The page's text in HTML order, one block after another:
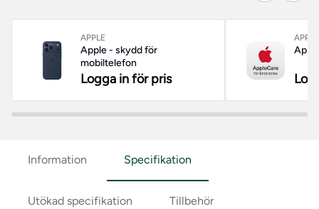
APPLE
Apple - skydd för
mobiltelefon
Logga in för pris
APPLE
Information Specifikation
Utökad specifikation Tillbehör